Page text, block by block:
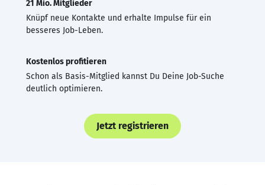
21 Mio. Mitglieder
Knüpf neue Kontakte und erhalte Impulse für ein
besseres Job-Leben.
Kostenlos profitieren
Schon als Basis-Mitglied kannst Du Deine Job-Suche
deutlich optimieren.
Jetzt registrieren